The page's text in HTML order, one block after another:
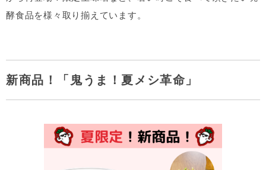
酵食品を様々取り揃えています。
新商品！「鬼うま！夏メシ革命」